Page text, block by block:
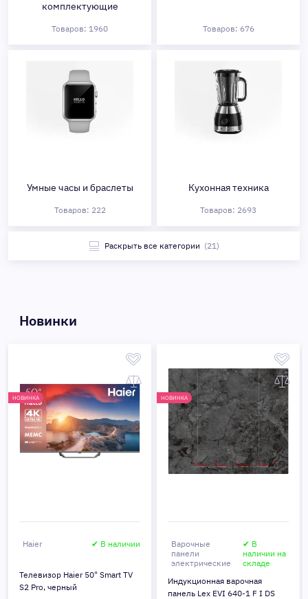
комплектующие
Товаров: 1960 Товаров: 676
Умные часы и браслеты
Товаров: 222
Кухонная техника
Товаров: 2693
Раскрыть все категории (21)
Новинки
НОВИНКА
Haier ✔ В наличии
Телевизор Haier 50" Smart TV
S2 Pro, черный
НОВИНКА
Варочные
панели
электрические
✔ В
наличии на
складе
Индукционная варочная
панель Lex EVI 640-1 F I DS